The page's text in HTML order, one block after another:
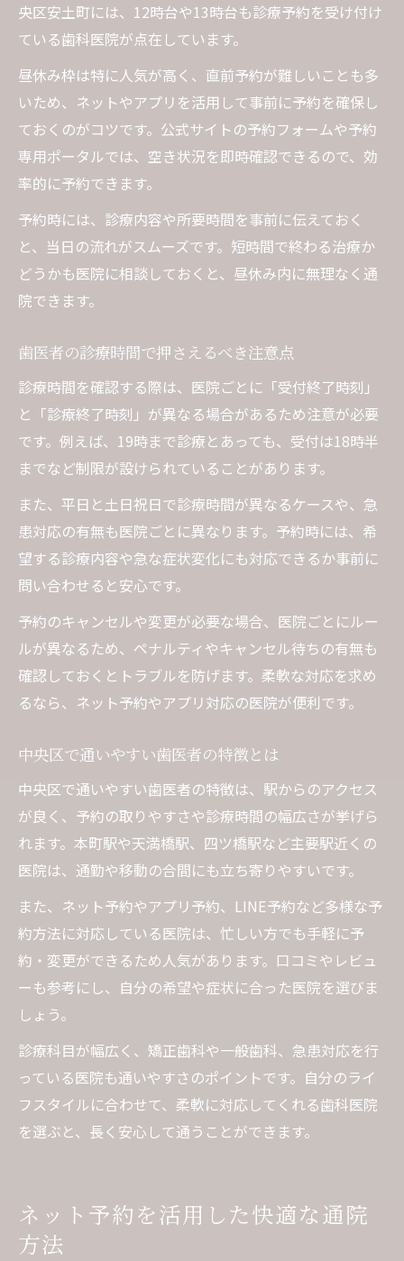
央区安土町には、12時台や13時台も診療予約を受け付け
ている歯科医院が点在しています。
昼休み枠は特に人気が高く、直前予約が難しいことも多
いため、ネットやアプリを活用して事前に予約を確保し
ておくのがコツです。公式サイトの予約フォームや予約
専用ポータルでは、空き状況を即時確認できるので、効
率的に予約できます。
予約時には、診療内容や所要時間を事前に伝えておく
と、当日の流れがスムーズです。短時間で終わる治療か
どうかも医院に相談しておくと、昼休み内に無理なく通
院できます。
歯医者の診療時間で押さえるべき注意点
診療時間を確認する際は、医院ごとに「受付終了時刻」
と「診療終了時刻」が異なる場合があるため注意が必要
です。例えば、19時まで診療とあっても、受付は18時半
までなど制限が設けられていることがあります。
また、平日と土日祝日で診療時間が異なるケースや、急
患対応の有無も医院ごとに異なります。予約時には、希
望する診療内容や急な症状変化にも対応できるか事前に
問い合わせると安心です。
予約のキャンセルや変更が必要な場合、医院ごとにルー
ルが異なるため、ペナルティやキャンセル待ちの有無も
確認しておくとトラブルを防げます。柔軟な対応を求め
るなら、ネット予約やアプリ対応の医院が便利です。
中央区で通いやすい歯医者の特徴とは
中央区で通いやすい歯医者の特徴は、駅からのアクセス
が良く、予約の取りやすさや診療時間の幅広さが挙げら
れます。本町駅や天満橋駅、四ツ橋駅など主要駅近くの
医院は、通勤や移動の合間にも立ち寄りやすいです。
また、ネット予約やアプリ予約、LINE予約など多様な予
約方法に対応している医院は、忙しい方でも手軽に予
約・変更ができるため人気があります。口コミやレビュ
ーも参考にし、自分の希望や症状に合った医院を選びま
しょう。
診療科目が幅広く、矯正歯科や一般歯科、急患対応を行
っている医院も通いやすさのポイントです。自分のライ
フスタイルに合わせて、柔軟に対応してくれる歯科医院
を選ぶと、長く安心して通うことができます。
ネット予約を活用した快適な通院
方法